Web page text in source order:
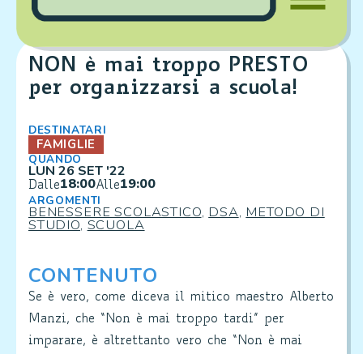
NON è mai troppo PRESTO
per organizzarsi a scuola!
DESTINATARI
FAMIGLIE
QUANDO
LUN 26 SET '22
Dalle18:00Alle19:00
ARGOMENTI
BENESSERE SCOLASTICO, DSA, METODO DI
STUDIO,SCUOLA
CONTENUTO
Se è vero, come diceva il mitico maestro Alberto
Manzi, che “Non è mai troppo tardi” per
imparare, è altrettanto vero che “Non è mai